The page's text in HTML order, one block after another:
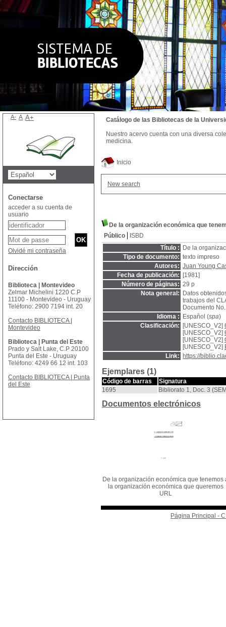
Inicio
New search
De la organización económica que
Público
ISBD
Título :
De la
Tipo de documento: texto impreso
Autores: Juan Young
Fecha de publicación:
[1981]
Número de páginas: 29 p
Nota general:
Datos
trabajos del
Documento
Idioma :
Español (spa)
Clasificación:
[UNESCO_V2]
[UNESCO_V2]
[UNESCO_V2]
[UNESCO_V2]
Link:
https://
Ejemplares (1)
Código de barras
Signatura
1695
Bibliorato 1, Doc. 3
Documentos electrónicos
De la organización económica que tenemos
la organización económica que queremos
URL
Página Principal -
Catálogo de las Bibliotecas de la
Nuestro acervo cuenta con una diversa
medicina.
A- A A+
Conectarse
acceder a su cuenta de
usuario
Olvidé mi contraseña
Dirección
Biblioteca | Montevideo
Zelmar Michelini 1220 C.P
11100 - Montevideo - Uruguay
Teléfono: 2900 7194 int. 20
Contacto BIBLIOTECA |
Montevideo
Biblioteca | Punta del Este
Prado y Salt Lake, C.P 20100
Punta del Este - Uruguay
Teléfono: 4249 66 12 int. 103
Contacto BIBLIOTECA | Punta
del Este